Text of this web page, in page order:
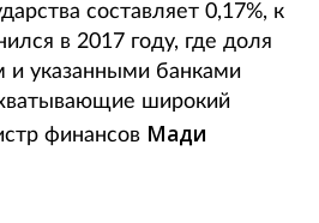
составляет 0,17%, к
в 2017 году, где доля
и указанными банками
широкий
финансов Мади